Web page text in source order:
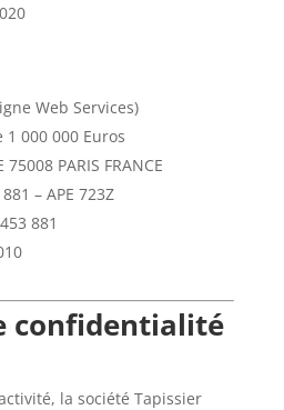
Web Services)
1 000 000 Euros
75008 PARIS FRANCE
– APE 723Z
881
confidentialité
la société Tapissier